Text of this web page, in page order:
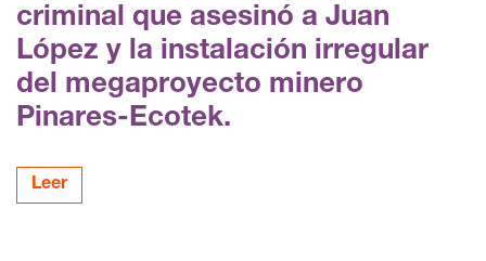
criminal que asesinó a Juan
López y la instalación irregular
del megaproyecto minero
Pinares-Ecotek.
Leer